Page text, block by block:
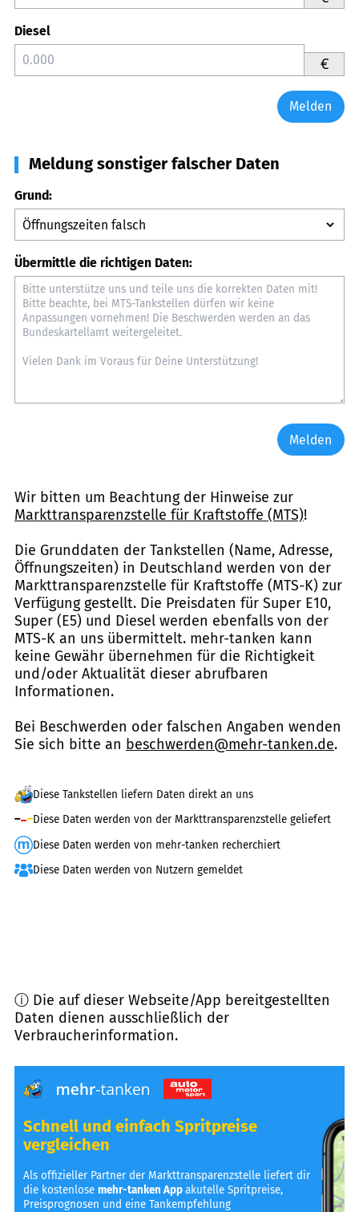
Diesel
€
Melden
Meldung sonstiger falscher Daten
Grund:
Übermittle die richtigen Daten:
Melden
Wir bitten um Beachtung der Hinweise zur
Markttransparenzstelle für Kraftstoffe (MTS)!
Die Grunddaten der Tankstellen (Name, Adresse,
Öffnungszeiten) in Deutschland werden von der
Markttransparenzstelle für Kraftstoffe (MTS-K) zur
Verfügung gestellt. Die Preisdaten für Super E10,
Super (E5) und Diesel werden ebenfalls von der
MTS-K an uns übermittelt. mehr-tanken kann
keine Gewähr übernehmen für die Richtigkeit
und/oder Aktualität dieser abrufbaren
Informationen.
Bei Beschwerden oder falschen Angaben wenden
Sie sich bitte an beschwerden@mehr-tanken.de.
Diese Tankstellen liefern Daten direkt an uns
Diese Daten werden von der Markttransparenzstelle geliefert
Diese Daten werden von mehr-tanken recherchiert
Diese Daten werden von Nutzern gemeldet
ⓘ Die auf dieser Webseite/App bereitgestellten
Daten dienen ausschließlich der
Verbraucherinformation.
Schnell und einfach Spritpreise
vergleichen
Als offizieller Partner der Markttransparenzstelle liefert dir
die kostenlosemehr-tanken Appakutelle Spritpreise,
Preisprognosen und eine Tankempfehlung